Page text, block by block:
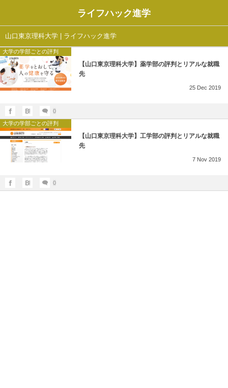
ライフハック進学
山口東京理科大学 | ライフハック進学
大学の学部ごとの評判
【山口東京理科大学】薬学部の評判とリアルな就職
先
25 Dec 2019
0
大学の学部ごとの評判
【山口東京理科大学】工学部の評判とリアルな就職
先
7 Nov 2019
0